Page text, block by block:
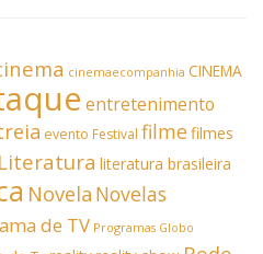
cinemaecompanhia CINEMA
entretenimento
evento Festival filmefilmes
Literatura literatura brasileira
Novela Novelas
de TV Programas Globo